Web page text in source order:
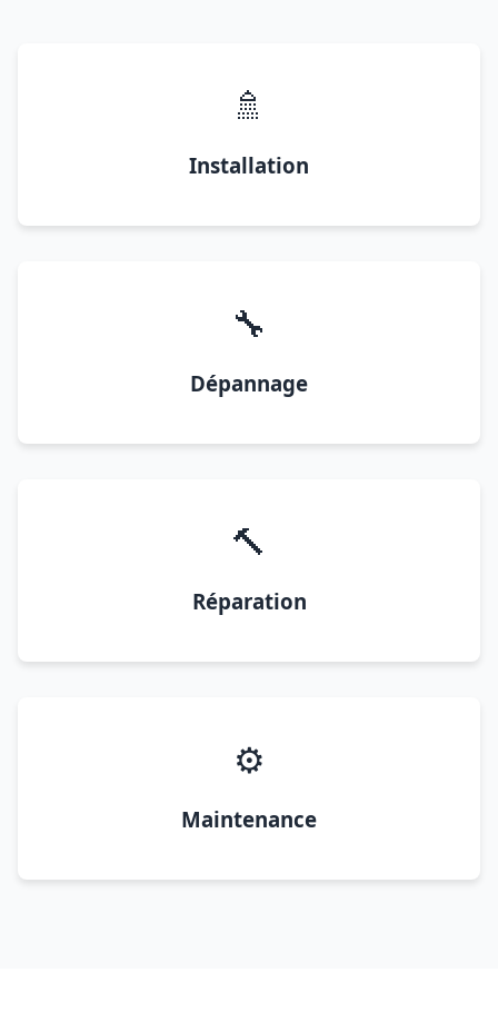
🚿
Installation
🔧
Dépannage
🔨
Réparation
⚙️
Maintenance